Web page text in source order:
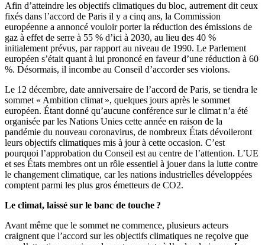
Afin d’atteindre les objectifs climatiques du bloc, autrement dit ceux
fixés dans l’accord de Paris il y a cinq ans, la Commission
européenne a annoncé vouloir porter la réduction des émissions de
gaz à effet de serre à 55 % d’ici à 2030, au lieu des 40 %
initialement prévus, par rapport au niveau de 1990. Le Parlement
européen s’était quant à lui prononcé en faveur d’une réduction à 60
%. Désormais, il incombe au Conseil d’accorder ses violons.
Le 12 décembre, date anniversaire de l’accord de Paris, se tiendra le
sommet « Ambition climat », quelques jours après le sommet
européen. Étant donné qu’aucune conférence sur le climat n’a été
organisée par les Nations Unies cette année en raison de la
pandémie du nouveau coronavirus, de nombreux États dévoileront
leurs objectifs climatiques mis à jour à cette occasion. C’est
pourquoi l’approbation du Conseil est au centre de l’attention. L’UE
et ses États membres ont un rôle essentiel à jouer dans la lutte contre
le changement climatique, car les nations industrielles développées
comptent parmi les plus gros émetteurs de CO2.
Le climat, laissé sur le banc de touche ?
Avant même que le sommet ne commence, plusieurs acteurs
craignent que l’accord sur les objectifs climatiques ne reçoive que